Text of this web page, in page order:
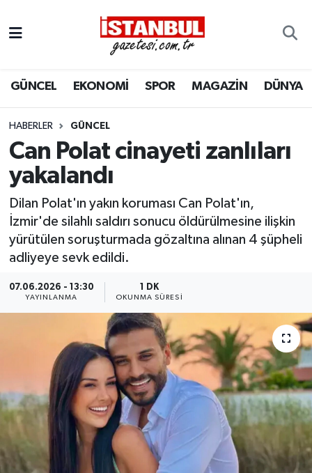
GÜNCEL EKONOMİ SPOR MAGAZİN DÜNYA
HABERLER GÜNCEL
Can Polat cinayeti zanlıları
yakalandı
Dilan Polat'ın yakın koruması Can Polat'ın,
İzmir'de silahlı saldırı sonucu öldürülmesine ilişkin
yürütülen soruşturmada gözaltına alınan 4 şüpheli
adliyeye sevk edildi.
07.06.2026 - 13:30
YAYINLANMA
1 DK
OKUNMA SÜRESI
EKONOMİ
İSTANBUL
DÜNYA
KÜLTÜR SANAT
SAĞLIK
BİLİM VE TEKNOLOJİ
OTOMOBİL
KURUMSAL
Nöbetçi Eczaneler
Hava Durumu
Trafik Durumu
Süper Lig Puan Durumu ve Fikstür
Haber Arşivi